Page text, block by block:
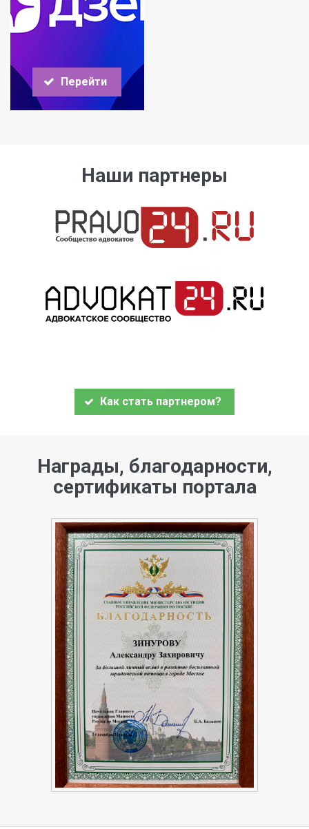
Перейти
Наши партнеры
Как стать партнером?
Награды, благодарности,
сертификаты портала